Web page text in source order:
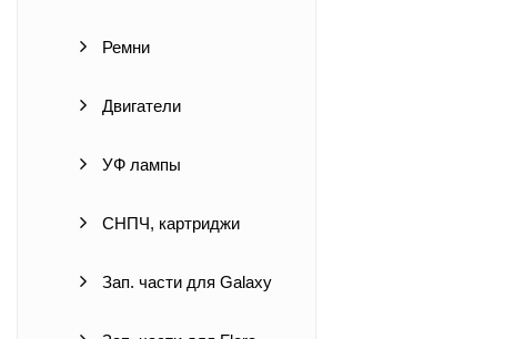
Ремни
Двигатели
УФ лампы
СНПЧ, картриджи
Зап. части для Galaxy